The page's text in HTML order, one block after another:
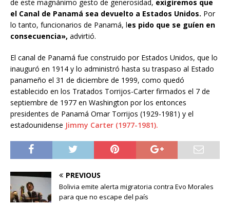
de este magnánimo gesto de generosidad, exigiremos que
el Canal de Panamá sea devuelto a Estados Unidos. Por
lo tanto, funcionarios de Panamá, les pido que se guíen en
consecuencia», advirtió.
El canal de Panamá fue construido por Estados Unidos, que lo
inauguró en 1914 y lo administró hasta su traspaso al Estado
panameño el 31 de diciembre de 1999, como quedó
establecido en los Tratados Torrijos-Carter firmados el 7 de
septiembre de 1977 en Washington por los entonces
presidentes de Panamá Omar Torrijos (1929-1981) y el
estadounidense Jimmy Carter (1977-1981).
PREVIOUS
Bolivia emite alerta migratoria contra Evo Morales
para que no escape del país